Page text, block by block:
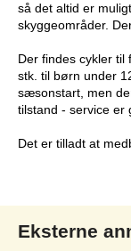
så det altid er
skyggeområder.
Der findes cykler til
stk. til børn under
sæsonstart, men
tilstand - service er
Det er tilladt at
Eksterne